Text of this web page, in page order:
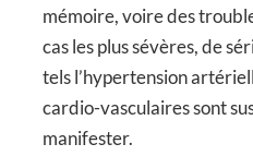
mémoire, voire des
cas les plus sévères, de
tels l’hypertension
cardio-vasculaires sont
manifester.